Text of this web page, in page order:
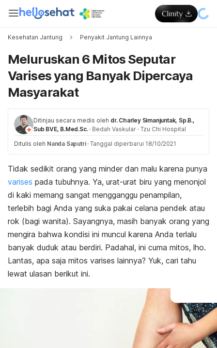
Kesehatan Jantung Penyakit Jantung Lainnya
Meluruskan 6 Mitos Seputar
Varises yang Banyak Dipercaya
Masyarakat
Ditinjau secara medis oleh dr. Charley Simanjuntak, Sp.B.,
Sub BVE, B.Med.Sc. · Bedah Vaskular ·Tzu Chi Hospital
Ditulis oleh Nanda Saputri · Tanggal diperbarui 18/10/2021
Tidak sedikit orang yang minder dan malu karena punya
varises pada tubuhnya. Ya, urat-urat biru yang menonjol
di kaki memang sangat mengganggu penampilan,
terlebih bagi Anda yang suka pakai celana pendek atau
rok (bagi wanita). Sayangnya, masih banyak orang yang
mengira bahwa kondisi ini muncul karena Anda terlalu
banyak duduk atau berdiri. Padahal, ini cuma mitos, lho.
Lantas, apa saja mitos varises lainnya? Yuk, cari tahu
lewat ulasan berikut ini.